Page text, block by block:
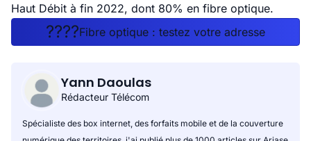
Haut Débit à fin 2022, dont 80% en fibre optique.
????Fibre optique : testez votre adresse
Yann Daoulas
Rédacteur Télécom
Spécialiste des box internet, des forfaits mobile et de la couverture